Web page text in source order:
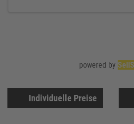
Individuelle Preise
powered by